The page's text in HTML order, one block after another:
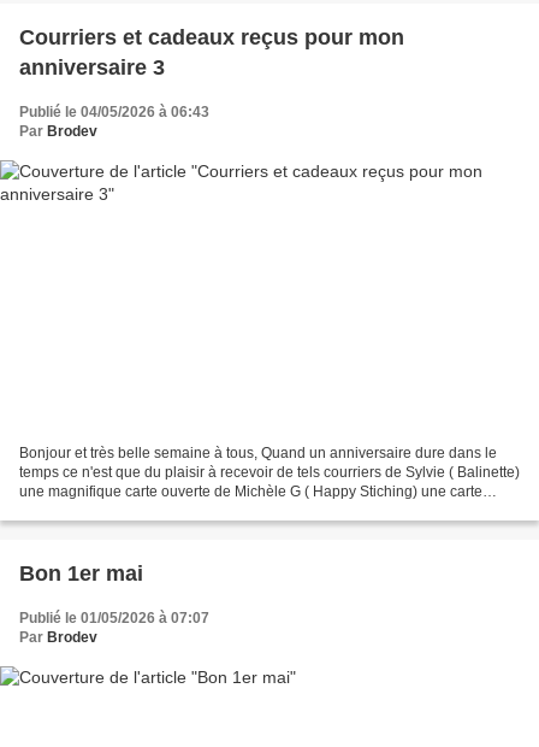
Courriers et cadeaux reçus pour mon
anniversaire 3
Publié le 04/05/2026 à 06:43
Par Brodev
Bonjour et très belle semaine à tous, Quand un anniversaire dure dans le
temps ce n'est que du plaisir à recevoir de tels courriers de Sylvie ( Balinette)
une magnifique carte ouverte de Michèle G ( Happy Stiching) une carte
Bon 1er mai
Publié le 01/05/2026 à 07:07
Par Brodev